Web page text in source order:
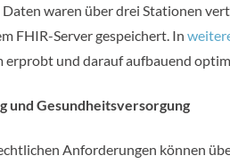
waren über drei Stationen
FHIR-Server gespeichert. In
und darauf aufbauend
und Gesundheitsversorgung
Anforderungen können